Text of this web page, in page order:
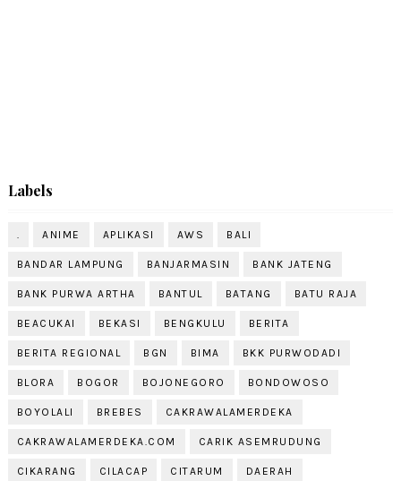
Labels
. ANIME APLIKASI AWS BALI
BANDAR LAMPUNG BANJARMASIN BANK JATENG
BANK PURWA ARTHA BANTUL BATANG BATU RAJA
BEACUKAI BEKASI BENGKULU BERITA
BERITA REGIONAL BGN BIMA BKK PURWODADI
BLORA BOGOR BOJONEGORO BONDOWOSO
BOYOLALI BREBES CAKRAWALAMERDEKA
CAKRAWALAMERDEKA.COM CARIK ASEMRUDUNG
CIKARANG CILACAP CITARUM DAERAH